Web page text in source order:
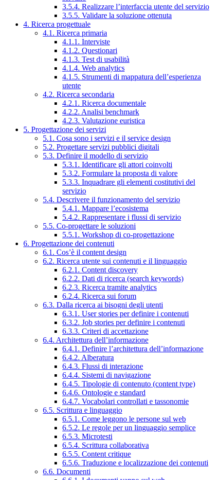
3.5.4. Realizzare l’interfaccia utente del servizio
3.5.5. Validare la soluzione ottenuta
4. Ricerca progettuale
4.1. Ricerca primaria
4.1.1. Interviste
4.1.2. Questionari
4.1.3. Test di usabilità
4.1.4. Web analytics
4.1.5. Strumenti di mappatura dell’esperienza
utente
4.2. Ricerca secondaria
4.2.1. Ricerca documentale
4.2.2. Analisi benchmark
4.2.3. Valutazione euristica
5. Progettazione dei servizi
5.1. Cosa sono i servizi e il service design
5.2. Progettare servizi pubblici digitali
5.3. Definire il modello di servizio
5.3.1. Identificare gli attori coinvolti
5.3.2. Formulare la proposta di valore
5.3.3. Inquadrare gli elementi costitutivi del
servizio
5.4. Descrivere il funzionamento del servizio
5.4.1. Mappare l’ecosistema
5.4.2. Rappresentare i flussi di servizio
5.5. Co-progettare le soluzioni
5.5.1. Workshop di co-progettazione
6. Progettazione dei contenuti
6.1. Cos’è il content design
6.2. Ricerca utente sui contenuti e il linguaggio
6.2.1. Content discovery
6.2.2. Dati di ricerca (search keywords)
6.2.3. Ricerca tramite analytics
6.2.4. Ricerca sui forum
6.3. Dalla ricerca ai bisogni degli utenti
6.3.1. User stories per definire i contenuti
6.3.2. Job stories per definire i contenuti
6.3.3. Criteri di accettazione
6.4. Architettura dell’informazione
6.4.1. Definire l’architettura dell’informazione
6.4.2. Alberatura
6.4.3. Flussi di interazione
6.4.4. Sistemi di navigazione
6.4.5. Tipologie di contenuto (content type)
6.4.6. Ontologie e standard
6.4.7. Vocabolari controllati e tassonomie
6.5. Scrittura e linguaggio
6.5.1. Come leggono le persone sul web
6.5.2. Le regole per un linguaggio semplice
6.5.3. Microtesti
6.5.4. Scrittura collaborativa
6.5.5. Content critique
6.5.6. Traduzione e localizzazione dei contenuti
6.6. Documenti